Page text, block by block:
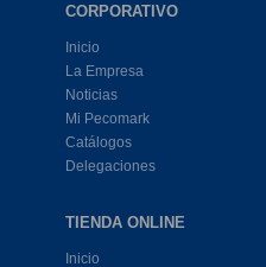
CORPORATIVO
Inicio
La Empresa
Noticias
Mi Pecomark
Catálogos
Delegaciones
TIENDA ONLINE
Inicio